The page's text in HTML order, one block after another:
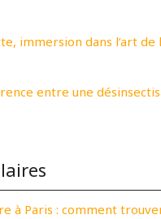
immersion dans l’art de
entre une
à Paris : comment